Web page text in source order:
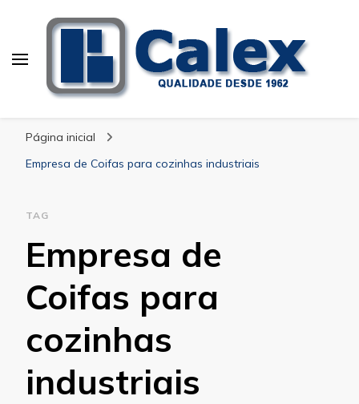
Página inicial
Empresa de Coifas para cozinhas industriais
TAG
Empresa de
Coifas para
cozinhas
industriais